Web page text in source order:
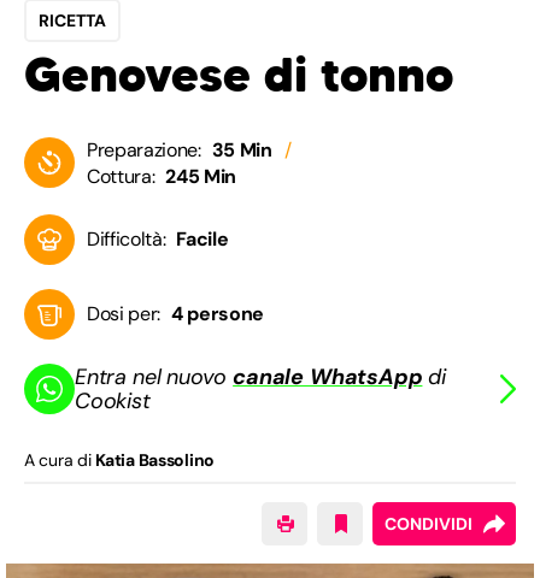
RICETTA
Genovese di tonno
Preparazione: 35 Min
Cottura: 245 Min
Difficoltà: Facile
Dosi per: 4 persone
Entra nel nuovocanale WhatsApp di
Cookist
A cura di Katia Bassolino
CONDIVIDI